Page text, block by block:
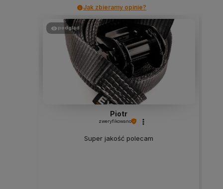
Jak zbieramy opinie?
podgląd
Piotr
zweryfikowano
Super jakość polecam